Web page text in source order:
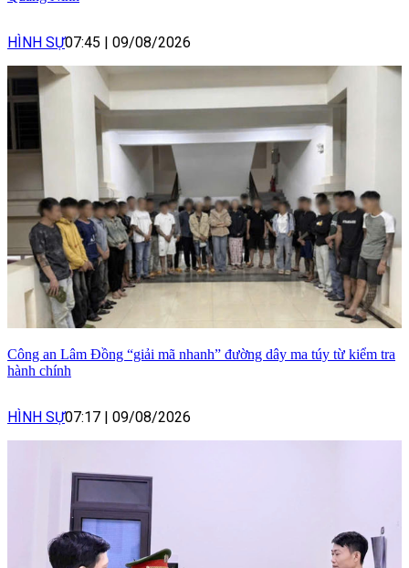
HÌNH SỰ07:45 | 09/08/2026
Công an Lâm Đồng “giải mã nhanh” đường dây ma túy từ kiểm tra
hành chính
HÌNH SỰ07:17 | 09/08/2026